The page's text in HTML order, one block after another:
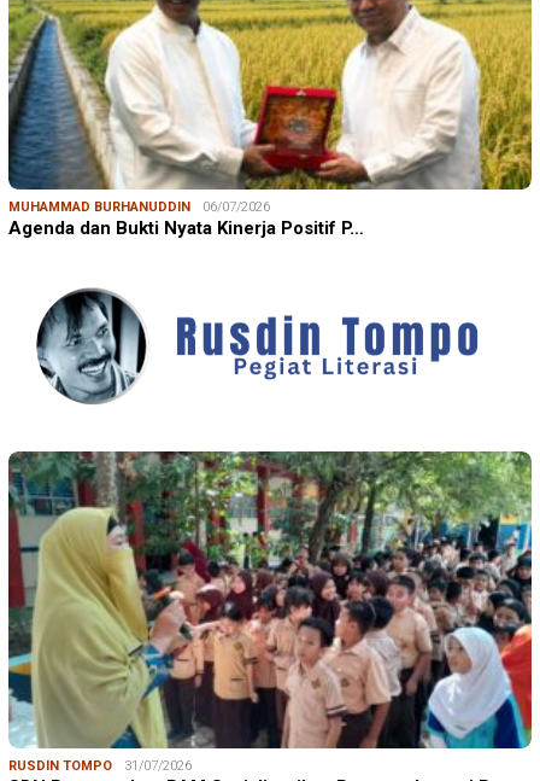
MUHAMMAD BURHANUDDIN 06/07/2026
Agenda dan Bukti Nyata Kinerja Positif P…
RUSDIN TOMPO 31/07/2026